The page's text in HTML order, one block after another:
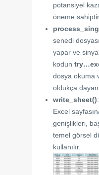
potansiyel
öneme sahiptir.
senedi
yapar ve
kodun
dosya okuma
oldukça
write_sheet()
Excel
genişlikleri,
temel görsel
kullanılır.